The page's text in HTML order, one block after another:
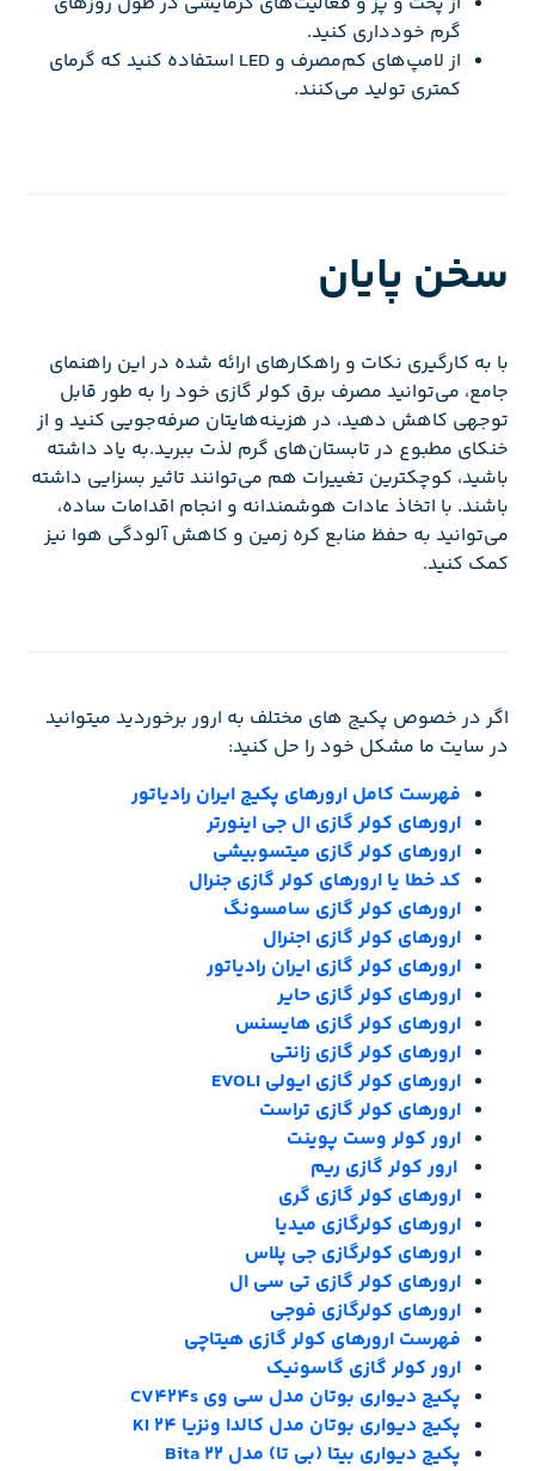
گرم خودداری کنید.
از لامپ‌های کم‌مصرف و LED استفاده کنید که گرمای
کمتری تولید می‌کنند.
سخن پایان
با به کارگیری نکات و راهکارهای ارائه شده در این راهنمای
جامع، می‌توانید مصرف برق کولر گازی خود را به طور قابل
توجهی کاهش دهید، در هزینه‌هایتان صرفه‌جویی کنید و از
خنکای مطبوع در تابستان‌های گرم لذت ببرید.به یاد داشته
باشید، کوچکترین تغییرات هم می‌توانند تاثیر بسزایی داشته
باشند. با اتخاذ عادات هوشمندانه و انجام اقدامات ساده،
می‌توانید به حفظ منابع کره زمین و کاهش آلودگی هوا نیز
کمک کنید.
اگر در خصوص پکیج های مختلف به ارور برخوردید میتوانید
در سایت ما مشکل خود را حل کنید:
فهرست کامل ارورهای پکیج ایران رادیاتور
ارورهای کولر گازی ال جی اینورتر
ارورهای کولر گازی میتسوبیشی
کد خطا یا ارورهای کولر گازی جنرال
ارورهای کولر گازی سامسونگ
ارورهای کولر گازی اجنرال
ارورهای کولر گازی ایران رادیاتور
ارورهای کولر گازی حایر
ارورهای کولر گازی هایسنس
ارورهای کولر گازی زانتی
ارورهای کولر گازی ایولی EVOLI
ارورهای کولر گازی تراست
ارور کولر وست پوینت
ارور کولر گازی ریم
ارورهای کولر گازی گری
ارورهای کولرگازی میدیا
ارورهای کولرگازی جی پلاس
ارورهای کولر گازی تی سی ال
ارورهای کولرگازی فوجی
فهرست ارورهای کولر گازی هیتاچی
ارور کولر گازی گاسونیک
پکیج دیواری بوتان مدل سی وی CV424s
پکیج دیواری بوتان مدل کالدا ونزیا 24 KI
پکیج دیواری بیتا (بی تا) مدل Bita 22